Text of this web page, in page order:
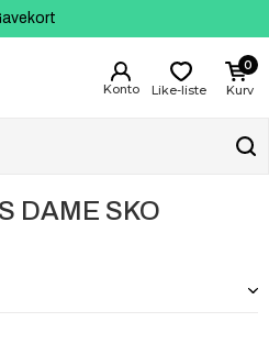
Kurv
0
Like-liste
DAME SKO